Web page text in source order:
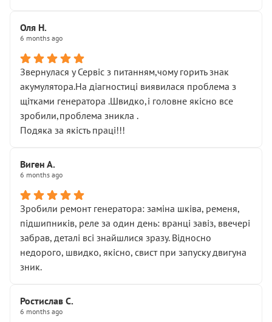
Оля Н.
6 months ago
Звернулася у Сервіс з питанням,чому горить знак
акумулятора.На діагностиці виявилася проблема з
щітками генератора .Швидко,і головне якісно все
зробили,проблема зникла .
Подяка за якість праці!!!
Виген А.
6 months ago
Зробили ремонт генератора: заміна шківа, ременя,
підшипників, реле за один день: вранці завіз, ввечері
забрав, деталі всі знайшлися зразу. Відносно
недорого, швидко, якісно, свист при запуску двигуна
зник.
Ростислав С.
6 months ago